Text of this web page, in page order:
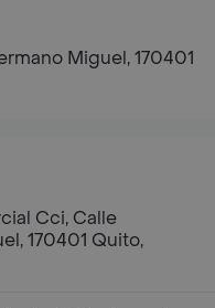
Miguel, 170401
Cci, Calle
170401 Quito,